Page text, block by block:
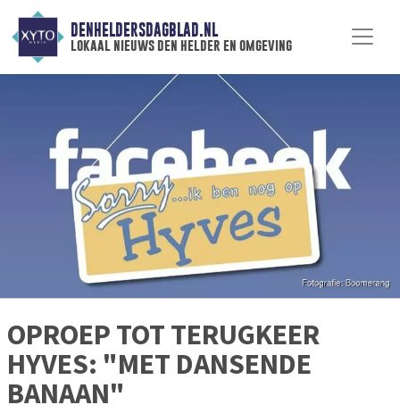
DENHELDERSDAGBLAD.NL
lokaal nieuws den helder en omgeving
OPROEP TOT TERUGKEER
HYVES: "MET DANSENDE
BANAAN"